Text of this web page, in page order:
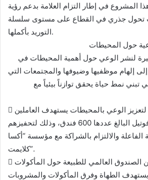
المشروع في إطار التزام العلامة بدعم رؤية
تحول جذري في القطاع على مستوى سلسلة
التوريد بأكملها.
لنشر الوعي حول أهمية المحيطات في
إلى إلهام موظفيها وضيوفها والمجتمعات التي
تبني نمط حياة يحقق توازناً بيئياً مع
 تدريب عالمي جديد لتعزيز الوعي بالمحيطات يستهدف العاملين
في جميع فنادق نوفوتيل البالغ عددها 600 فندق، وذلك لتحفيزهم
والالتزام بالشراكة مع مؤسسة “أكسا
كلايمت”.
 برنامج تدريبي جديد من الصندوق العالمي للطبيعة حول المأكولات
يستهدف الطهاة وفرق المأكولات والمشروبات